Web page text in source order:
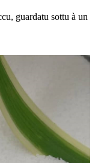
guardatu sottu à un